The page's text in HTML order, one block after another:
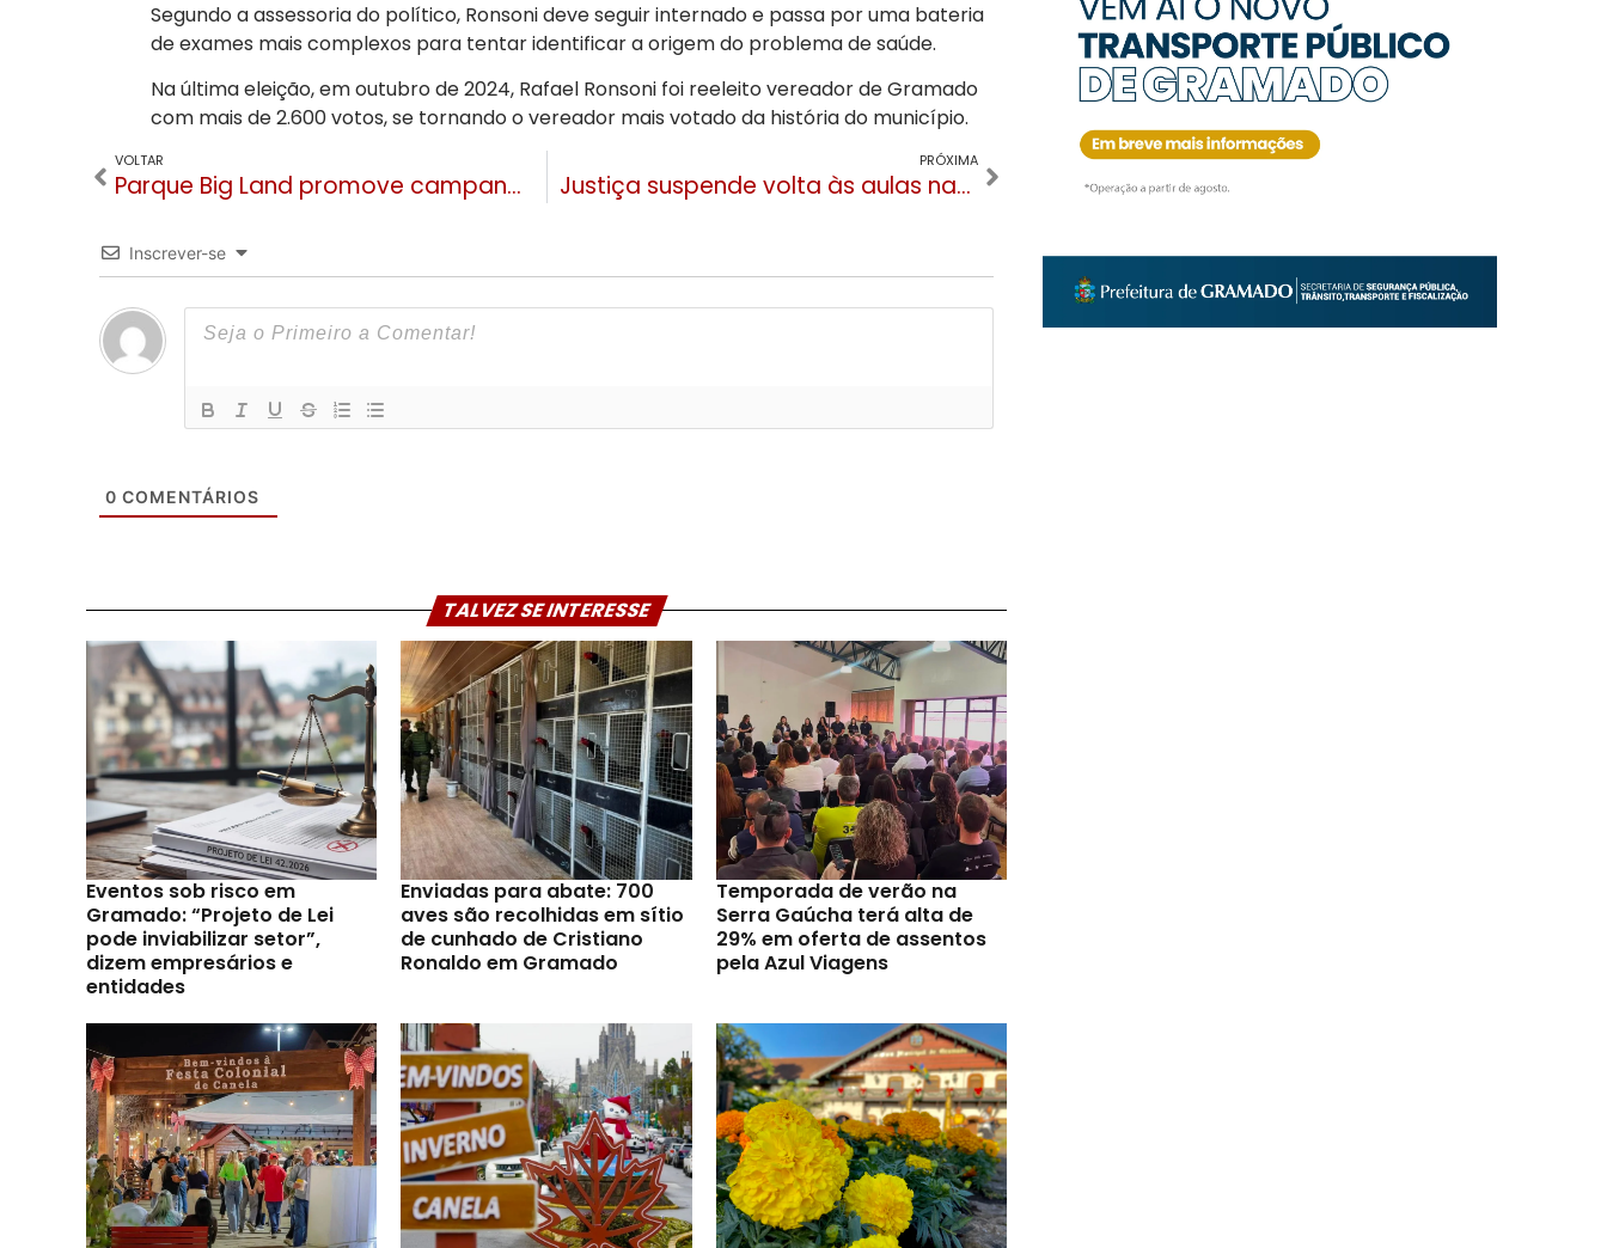
Segundo a assessoria do político, Ronsoni deve seguir internado e passa por uma bateria
de exames mais complexos para tentar identificar a origem do problema de saúde.
Na última eleição, em outubro de 2024, Rafael Ronsoni foi reeleito vereador de Gramado
com mais de 2.600 votos, se tornando o vereador mais votado da história do município.
VOLTAR
Parque Big Land promove campanha de arrecadação de leite
PRÓXIMA
Justiça suspende volta às aulas nas Escolas Estaduais do Rio Grande do Sul
Inscrever-se
0 COMENTÁRIOS
TALVEZ SE INTERESSE
Eventos sob risco em
Gramado: “Projeto de Lei
pode inviabilizar setor”,
dizem empresários e
entidades
Enviadas para abate: 700
aves são recolhidas em sítio
de cunhado de Cristiano
Ronaldo em Gramado
Temporada de verão na
Serra Gaúcha terá alta de
29% em oferta de assentos
pela Azul Viagens